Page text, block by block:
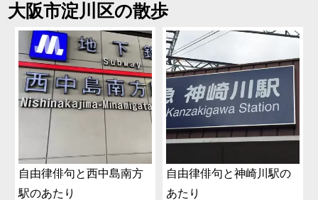
大阪市淀川区の散歩
自由律俳句と西中島南方
駅のあたり
自由律俳句と神崎川駅の
あたり